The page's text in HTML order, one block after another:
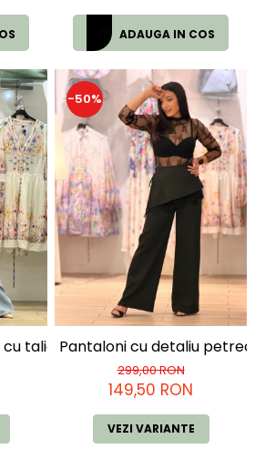
ADAUGA IN COS
talie asimetrica si design
-50%
Pantaloni cu detaliu
299,00 RON
149,50 RON
VEZI VARIANTE